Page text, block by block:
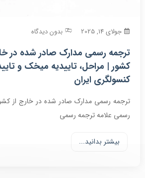
جولای 14, 2025 بدون دیدگاه
ترجمه رسمی مدارک صادر شده در
کشور | مراحل، تاییدیه میخک و
کنسولگری ایران
ترجمه رسمی مدارک صادر شده در خارج از
رسمی علامه ترجمه رسمی
بیشتر بدانید...